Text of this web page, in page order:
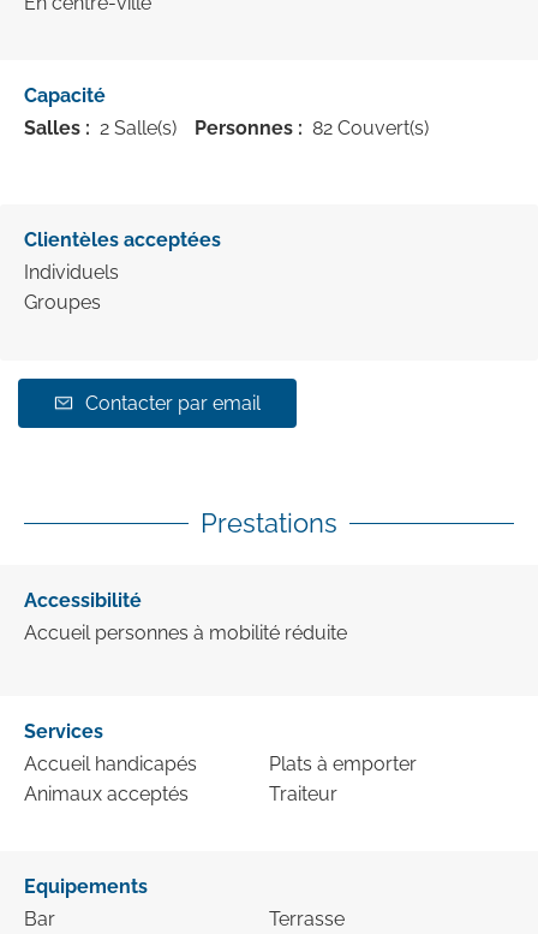
Capacité
Salles : 2 Salle(s) Personnes : 82 Couvert(s)
Clientèles acceptées
Individuels
Groupes
Contacter par email
Prestations
Accessibilité
Accueil personnes à mobilité réduite
Services
Accueil handicapés
Animaux acceptés
Plats à emporter
Traiteur
Equipements
Bar
Terrasse